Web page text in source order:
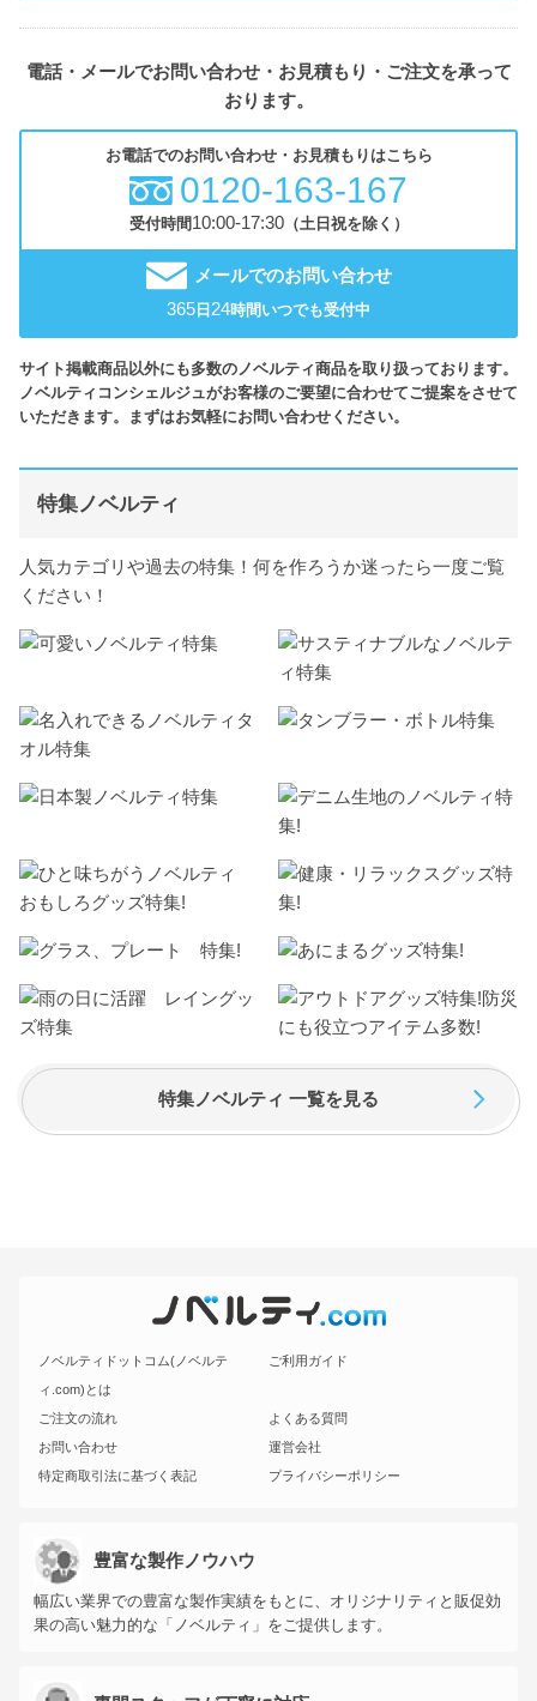
電話・メールでお問い合わせ・お見積もり・ご注文を承って
おります。
お電話でのお問い合わせ・お見積もりはこちら
0120-163-167
受付時間10:00-17:30（土日祝を除く）
メールでのお問い合わせ
365日24時間いつでも受付中
サイト掲載商品以外にも多数のノベルティ商品を取り扱っております。
ノベルティコンシェルジュがお客様のご要望に合わせてご提案をさせて
いただきます。まずはお気軽にお問い合わせください。
特集ノベルティ
人気カテゴリや過去の特集！何を作ろうか迷ったら一度ご覧
ください！
特集ノベルティ 一覧を見る
ノベルティドットコム(ノベルテ
ィ.com)とは
ご利用ガイド
ご注文の流れ
よくある質問
お問い合わせ
運営会社
特定商取引法に基づく表記
プライバシーポリシー
豊富な製作ノウハウ
幅広い業界での豊富な製作実績をもとに、オリジナリティと販促効
果の高い魅力的な「ノベルティ」をご提供します。